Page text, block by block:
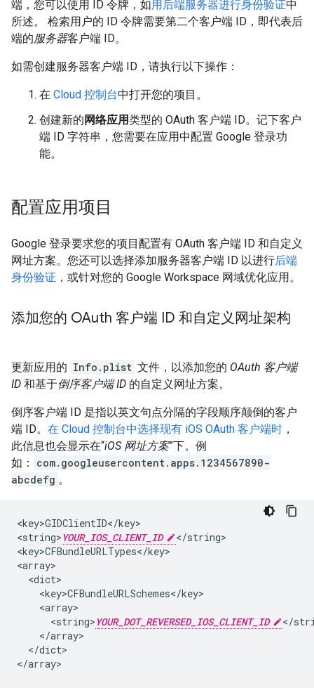
端，您可以使用 ID 令牌，如用后端服务器进行身份验证中
所述。 检索用户的 ID 令牌需要第二个客户端 ID，即代表后
端的服务器客户端 ID。
如需创建服务器客户端 ID，请执行以下操作：
在 Cloud 控制台中打开您的项目。
创建新的 网络应用类型的 OAuth 客户端 ID。记下客户
端 ID 字符串，您需要在应用中配置 Google 登录功
能。
配置应用项目
Google 登录要求您的项目配置有 OAuth 客户端 ID 和自定义
网址方案。您还可以选择添加服务器客户端 ID 以进行后端
身份验证 ，或针对您的 Google Workspace 网域优化应用。
添加您的 OAuth 客户端 ID 和自定义网址架构
更新应用的 Info.plist 文件，以添加您的 OAuth 客户端
ID 和基于倒序客户端 ID 的自定义网址方案。
倒序客户端 ID 是指以英文句点分隔的字段顺序颠倒的客户
端 ID。 在 Cloud 控制台中选择现有 iOS OAuth 客户端时 ，
此信息也会显示在“iOS 网址方案”下。例
如：
com.googleusercontent.apps.1234567890-
abcdefg 。
<key>GIDClientID</key>
<string> YOUR_IOS_CLIENT_ID
</string>
<key>CFBundleURLTypes</key>
<array>
  <dict>
    <key>CFBundleURLSchemes</key>
    <array>
      <string>
YOUR_DOT_REVERSED_IOS_CLIENT_ID
</
    </array>
  </dict>
</array>